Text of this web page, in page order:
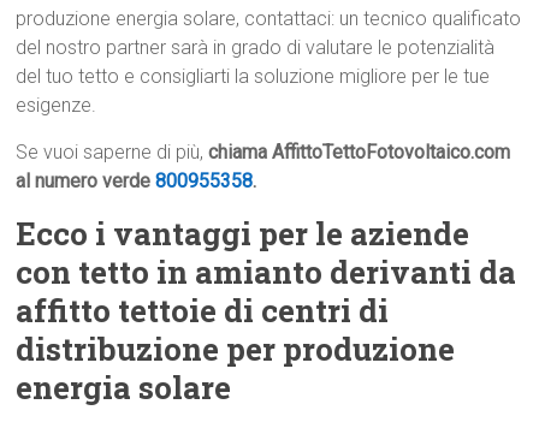
produzione energia solare, contattaci: un tecnico qualificato
del nostro partner sarà in grado di valutare le potenzialità
del tuo tetto e consigliarti la soluzione migliore per le tue
esigenze.
Se vuoi saperne di più,chiama AffittoTettoFotovoltaico.com
al numero verde800955358.
Ecco i vantaggi per le aziende
con tetto in amianto derivanti da
affitto tettoie di centri di
distribuzione per produzione
energia solare